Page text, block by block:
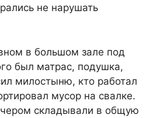
не нарушать
в большом зале под
был матрас, подушка,
милостыню, кто работал
мусор на свалке.
складывали в общую